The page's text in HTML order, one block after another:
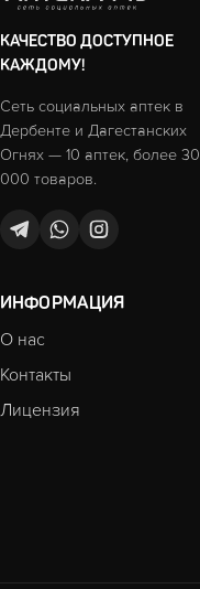
КАЧЕСТВО ДОСТУПНОЕ
КАЖДОМУ!
Сеть социальных аптек в
Дербенте и Дагестанских
Огнях — 10 аптек, более 30
000 товаров.
ИНФОРМАЦИЯ
О нас
Контакты
Лицензия